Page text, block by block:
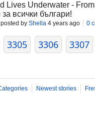
Lives Underwater -
всички българи!
posted by Shella 4 years ago 0
3305 3306 3307
Newest stories